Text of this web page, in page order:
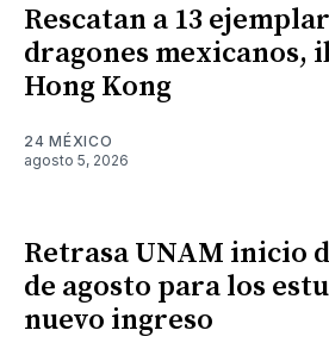
Rescatan a 13
dragones mexicanos,
Hong Kong
24 MÉXICO
agosto 5, 2026
Retrasa UNAM inicio
de agosto para los
nuevo ingreso